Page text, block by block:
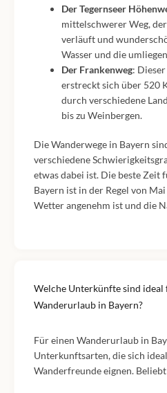
Der Tegernseer
mittelschwerer Weg,
verläuft und
Wasser und die
Der Frankenweg:
erstreckt sich über 520
durch verschiedene
bis zu Weinbergen.
Die Wanderwege in Bayern
verschiedene
etwas dabei ist. Die beste Zeit
Bayern ist in der Regel von
Wetter angenehm ist und die
Welche Unterkünfte sind ideal
Wanderurlaub in Bayern?
Für einen Wanderurlaub in
Unterkunftsarten, die sich
Wanderfreunde eignen.